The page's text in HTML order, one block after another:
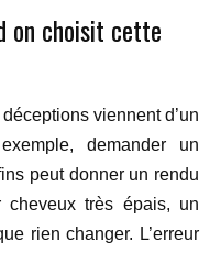
on choisit cette
viennent d’un
demander un
peut donner un rendu
cheveux très épais, un
rien changer. L’erreur